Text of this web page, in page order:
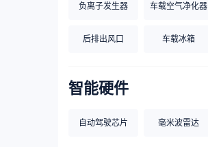
负离子发生器 车载空气净化器
后排出风口 车载冰箱
智能硬件
自动驾驶芯片 毫米波雷达